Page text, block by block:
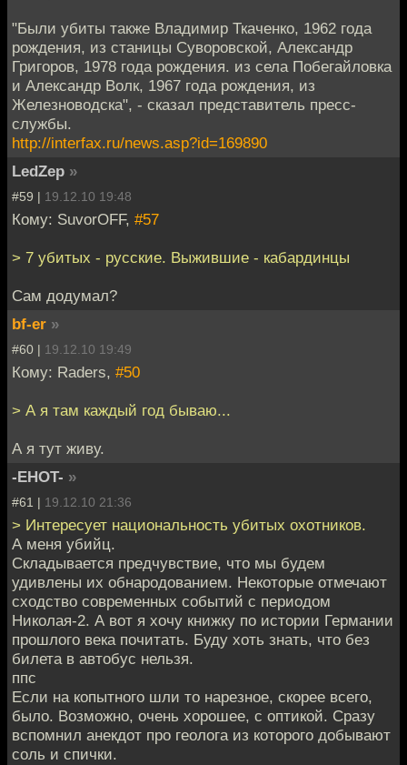
"Были убиты также Владимир Ткаченко, 1962 года
рождения, из станицы Суворовской, Александр
Григоров, 1978 года рождения. из села Побегайловка
и Александр Волк, 1967 года рождения, из
Железноводска", - сказал представитель пресс-
службы.
http://interfax.ru/news.asp?id=169890
LedZep »
#59 | 19.12.10 19:48
Кому: SuvorOFF, #57
> 7 убитых - русские. Выжившие - кабардинцы
Сам додумал?
bf-er »
#60 | 19.12.10 19:49
Кому: Raders, #50
> А я там каждый год бываю...
А я тут живу.
-EHOT- »
#61 | 19.12.10 21:36
> Интересует национальность убитых охотников.
А меня убийц.
Складывается предчувствие, что мы будем
удивлены их обнародованием. Некоторые отмечают
сходство современных событий с периодом
Николая-2. А вот я хочу книжку по истории Германии
прошлого века почитать. Буду хоть знать, что без
билета в автобус нельзя.
ппс
Если на копытного шли то нарезное, скорее всего,
было. Возможно, очень хорошее, с оптикой. Сразу
вспомнил анекдот про геолога из которого добывают
соль и спички.